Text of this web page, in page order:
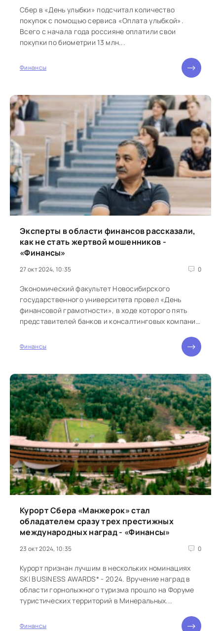
Сбер в «День улыбки» подсчитал количество
покупок с помощью сервиса «Оплата улыбкой».
Всего с начала года россияне оплатили свои
покупки по биометрии 13 млн...
Финансы
Эксперты в области финансов рассказали,
как не стать жертвой мошенников -
«Финансы»
27 окт 2024, 10:35 0
Экономический факультет Новосибирского
государственного университета провел «День
финансовой грамотности», в ходе которого пять
представителей банков и консалтинговых компаний
«Эта...
Финансы
Курорт Сбера «Манжерок» стал
обладателем сразу трех престижных
международных наград - «Финансы»
23 окт 2024, 10:35 0
Курорт признан лучшим в нескольких номинациях
SKI BUSINESS AWARDS* - 2024. Вручение наград в
области горнолыжного туризма прошло на Форуме
туристических территорий в Минеральных...
Финансы